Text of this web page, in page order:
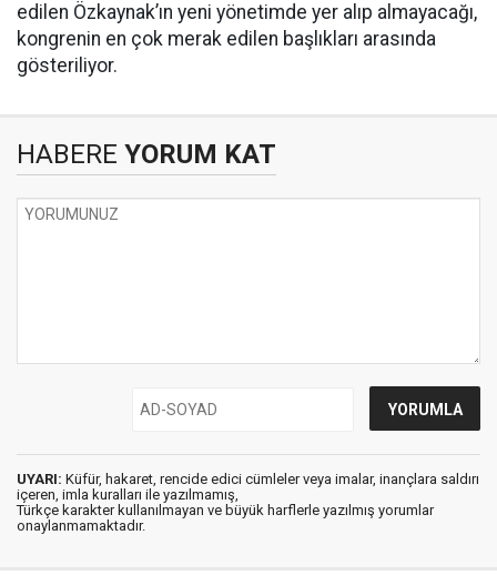
edilen Özkaynak’ın yeni yönetimde yer alıp almayacağı,
kongrenin en çok merak edilen başlıkları arasında
gösteriliyor.
HABERE YORUM KAT
UYARI: Küfür, hakaret, rencide edici cümleler veya imalar, inançlara saldırı
içeren, imla kuralları ile yazılmamış,
Türkçe karakter kullanılmayan ve büyük harflerle yazılmış yorumlar
onaylanmamaktadır.